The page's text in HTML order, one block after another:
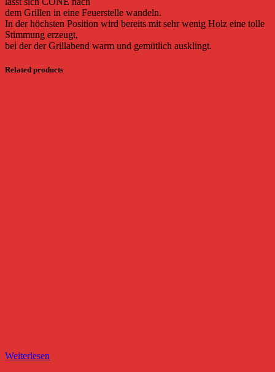
dem Grillen in eine Feuerstelle wandeln.
In der höchsten Position wird bereits mit sehr wenig Holz eine tolle
Stimmung erzeugt,
bei der der Grillabend warm und gemütlich ausklingt.
Related products
Weiterlesen